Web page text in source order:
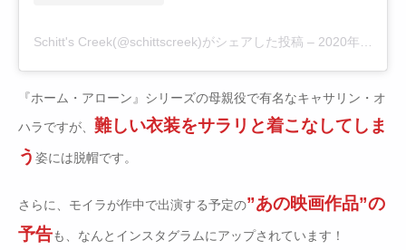
Schitt's Creek(@schittscreek)がシェアした投稿 – 2020年 3月月31日午前6時14分PDT
『ホーム・アローン』シリーズの母親役で有名なキャサリン・オ
ハラですが、 難しい衣装をサラリと着こなしてしま
う 姿には脱帽です。
さらに、モイラが作中で出演する予定の”あの映画作品”の
予告も、なんとインスタグラムにアップされています！